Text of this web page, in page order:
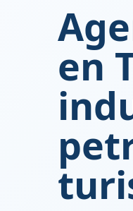
en